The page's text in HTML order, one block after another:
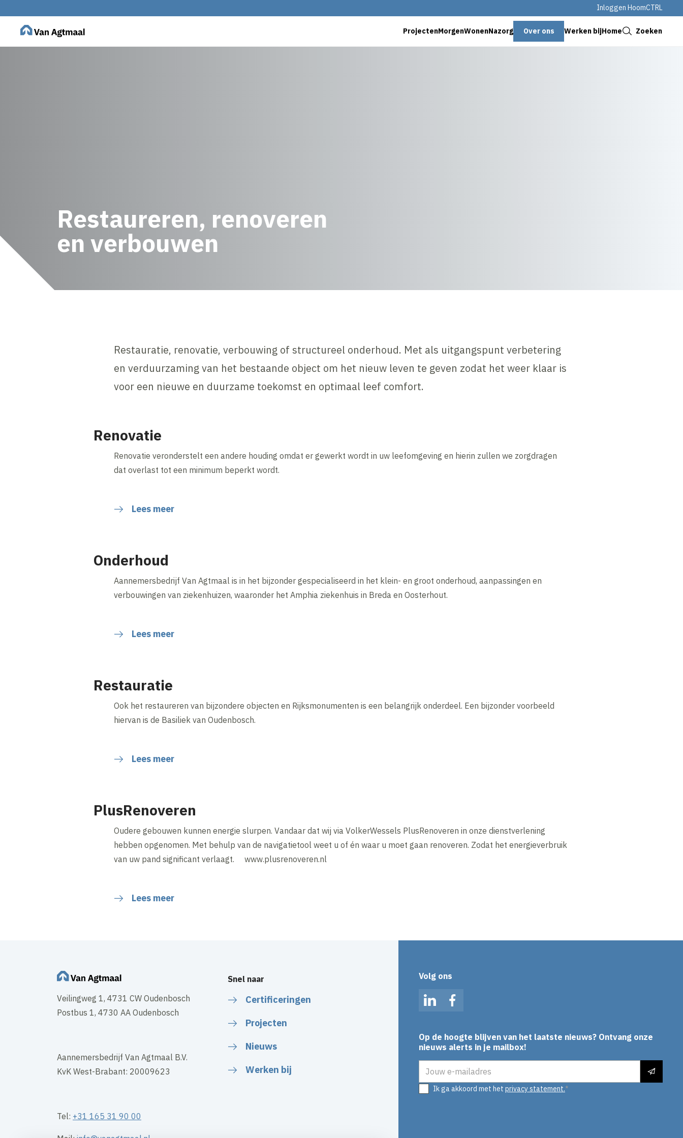
Inloggen HoomCTRL
ProjectenMorgenWonenNazorg Over ons Werken bijHome Zoeken
Restaureren, renoveren
en verbouwen
Restauratie, renovatie, verbouwing of structureel onderhoud. Met als uitgangspunt verbetering
en verduurzaming van het bestaande object om het nieuw leven te geven zodat het weer klaar is
voor een nieuwe en duurzame toekomst en optimaal leef comfort.
Renovatie
Renovatie veronderstelt een andere houding omdat er gewerkt wordt in uw leefomgeving en hierin zullen we zorgdragen
dat overlast tot een minimum beperkt wordt.
Lees meer
Onderhoud
Aannemersbedrijf Van Agtmaal is in het bijzonder gespecialiseerd in het klein- en groot onderhoud, aanpassingen en
verbouwingen van ziekenhuizen, waaronder het Amphia ziekenhuis in Breda en Oosterhout.
Lees meer
Restauratie
Ook het restaureren van bijzondere objecten en Rijksmonumenten is een belangrijk onderdeel. Een bijzonder voorbeeld
hiervan is de Basiliek van Oudenbosch.
Lees meer
PlusRenoveren
Oudere gebouwen kunnen energie slurpen. Vandaar dat wij via VolkerWessels PlusRenoveren in onze dienstverlening
hebben opgenomen. Met behulp van de navigatietool weet u of én waar u moet gaan renoveren. Zodat het energieverbruik
van uw pand significant verlaagt. www.plusrenoveren.nl
Lees meer
Veilingweg 1, 4731 CW Oudenbosch
Postbus 1, 4730 AA Oudenbosch
Aannemersbedrijf Van Agtmaal B.V.
KvK West-Brabant: 20009623
Tel: +31 165 31 90 00
Snel naar
Certificeringen
Projecten
Nieuws
Werken bij
Volg ons
LinkedInFacebook
Op de hoogte blijven van het laatste nieuws? Ontvang onze
nieuws alerts in je mailbox!
Ik ga akkoord met het privacy statement.
Sluiten